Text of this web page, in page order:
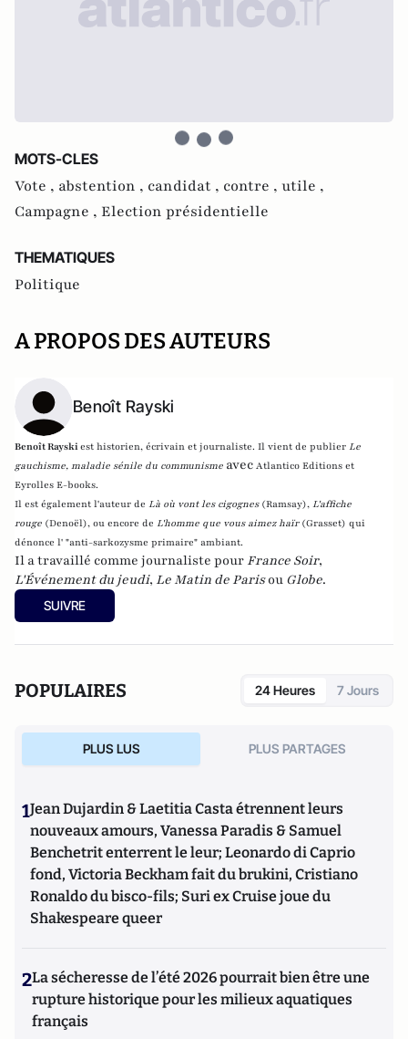
MOTS-CLES
Vote , abstention , candidat , contre , utile ,
Campagne , Election présidentielle
THEMATIQUES
Politique
A PROPOS DES AUTEURS
Benoît Rayski
Benoît Rayskiest historien, écrivain et journaliste. Il vient de publier Le
gauchisme, maladie sénile du communisme avec Atlantico Editions et
Eyrolles E-books.
Il est également l'auteur de Là où vont les cigognes (Ramsay), L'affiche
rouge (Denoël), ou encore de L'homme que vous aimez haïr (Grasset) qui
dénonce l' "anti-sarkozysme primaire" ambiant.
Il a travaillé comme journaliste pour France Soir,
L'Événement du jeudi, Le Matin de Parisou Globe.
SUIVRE
POPULAIRES 24 Heures 7 Jours
PLUS LUS PLUS PARTAGES
1Jean Dujardin & Laetitia Casta étrennent leurs
nouveaux amours, Vanessa Paradis & Samuel
Benchetrit enterrent le leur; Leonardo di Caprio
fond, Victoria Beckham fait du brukini, Cristiano
Ronaldo du bisco-fils; Suri ex Cruise joue du
Shakespeare queer
2La sécheresse de l’été 2026 pourrait bien être une
rupture historique pour les milieux aquatiques
français